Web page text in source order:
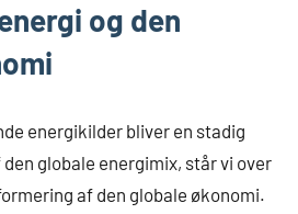
og den
energikilder bliver en stadig
globale energimix, står vi over
af den globale økonomi.